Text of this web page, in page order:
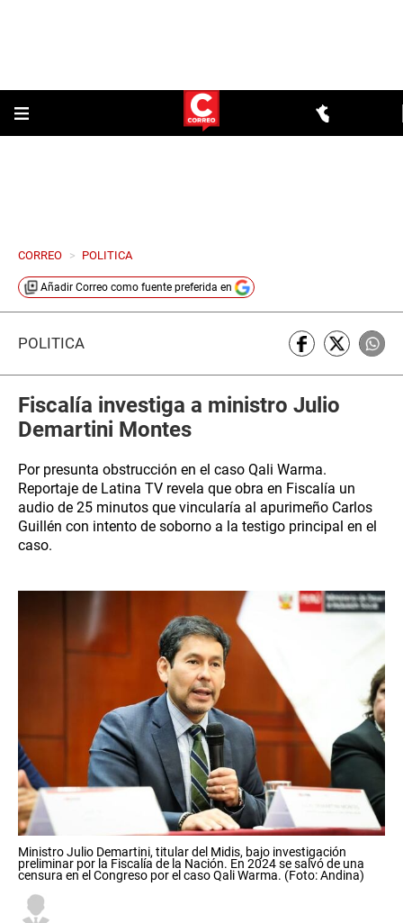
CORREO > POLITICA
Añadir Correo como fuente preferida en
POLÍTICA
Fiscalía investiga a ministro Julio
Demartini Montes
Por presunta obstrucción en el caso Qali Warma.
Reportaje de Latina TV revela que obra en Fiscalía un
audio de 25 minutos que vincularía al apurimeño Carlos
Guillén con intento de soborno a la testigo principal en el
caso.
Ministro Julio Demartini, titular del Midis, bajo investigación
preliminar por la Fiscalía de la Nación. En 2024 se salvó de una
censura en el Congreso por el caso Qali Warma. (Foto: Andina)